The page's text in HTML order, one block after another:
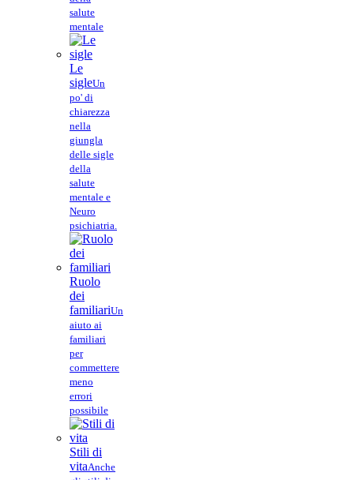
salute
mentale
Le
sigleUn
po' di
chiarezza
nella
giungla
delle sigle
della
salute
mentale e
Neuro
psichiatria.
Ruolo
dei
familiariUn
aiuto ai
familiari
per
commettere
meno
errori
possibile
Stili di
vitaAnche